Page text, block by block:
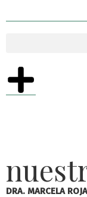
DRA. MARCELA